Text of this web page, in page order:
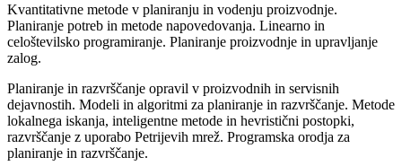
Kvantitativne metode v planiranju in vodenju proizvodnje.
Planiranje potreb in metode napovedovanja. Linearno in
celoštevilsko programiranje. Planiranje proizvodnje in upravljanje
zalog.
Planiranje in razvrščanje opravil v proizvodnih in servisnih
dejavnostih. Modeli in algoritmi za planiranje in razvrščanje. Metode
lokalnega iskanja, inteligentne metode in hevristični postopki,
razvrščanje z uporabo Petrijevih mrež. Programska orodja za
planiranje in razvrščanje.